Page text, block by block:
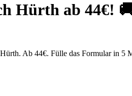
Hürth ab 44€!
Ab 44€. Fülle das Formular in 5